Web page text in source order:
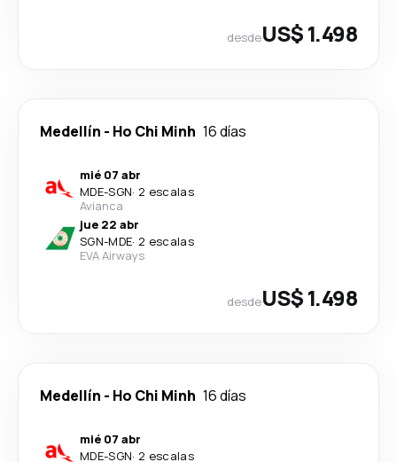
desdeUS$ 1.498
Medellín - Ho Chi Minh 16 días
mié 07 abr
MDE-SGN· 2 escalas
Avianca
jue 22 abr
SGN-MDE· 2 escalas
EVA Airways
desdeUS$ 1.498
Medellín - Ho Chi Minh 16 días
mié 07 abr
MDE-SGN· 2 escalas